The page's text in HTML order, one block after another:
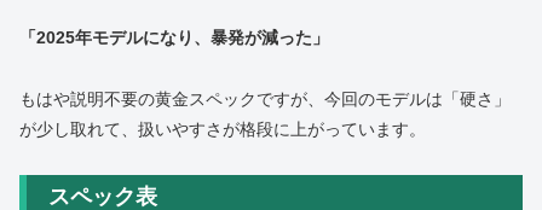
「2025年モデルになり、暴発が減った」
もはや説明不要の黄金スペックですが、今回のモデルは「硬さ」
が少し取れて、扱いやすさが格段に上がっています。
スペック表